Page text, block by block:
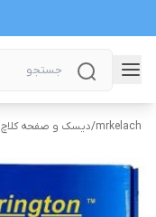
mrkelach
/دیسک و صفحه کلاچ